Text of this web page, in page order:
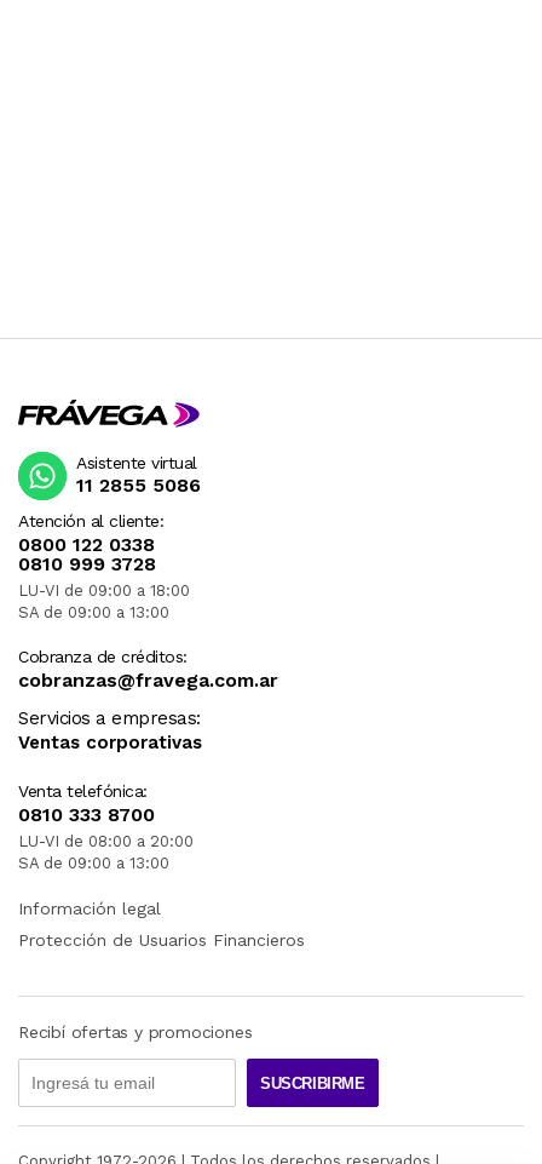
Atención al cliente:
0800 122 0338
0810 999 3728
LU-VI de 09:00 a 18:00
SA de 09:00 a 13:00
Cobranza de créditos:
cobranzas@fravega.com.ar
Servicios a empresas:
Ventas corporativas
Venta telefónica:
0810 333 8700
LU-VI de 08:00 a 20:00
SA de 09:00 a 13:00
Asistente virtual
11 2855 5086
Información legal
Protección de Usuarios Financieros
Recibí ofertas y promociones
SUSCRIBIRME